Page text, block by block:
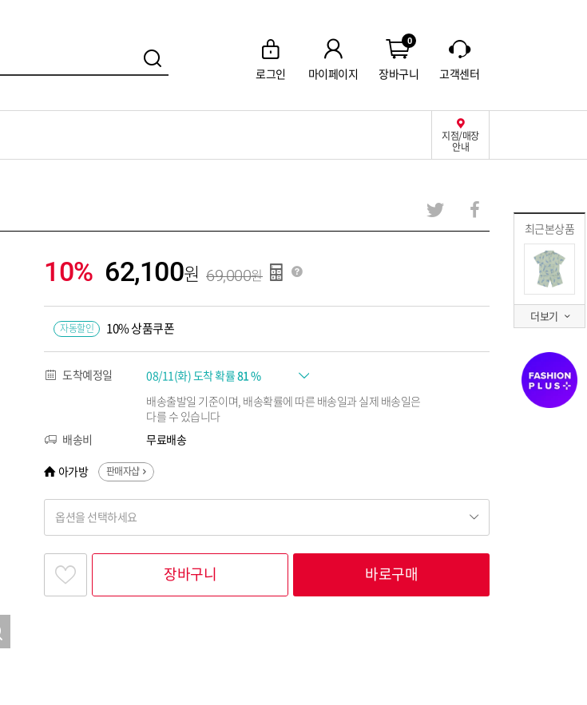
로그인 마이페이지
0
장바구니 고객센터
지점/매장
안내
최근본상품
더보기
10% 62,100 69,000
자동할인 10% 상품쿠폰
도착예정일 08/11(화) 도착 확률81 %
배송출발일 기준이며, 배송확률에 따른 배송일과 실제 배송일은
다를 수 있습니다
배송비
무료배송
아가방
판매자샵
옵션을 선택하세요
찾고싶은 옵션명을 입력해 주세요
옵션명 1
장바구니 바로구매